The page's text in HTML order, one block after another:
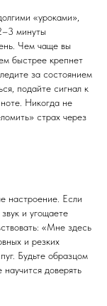
«уроками»,
минуты
Чем чаще вы
быстрее крепнет
за состоянием
подайте сигнал к
Никогда не
страх через
настроение. Если
и угощаете
«Мне здесь
и резких
Будьте образцом
доверять